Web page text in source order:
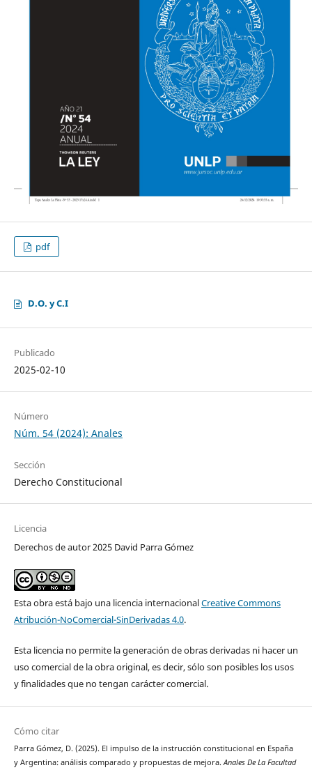
pdf
D.O. y C.I
Publicado
2025-02-10
Número
Núm. 54 (2024): Anales
Sección
Derecho Constitucional
Licencia
Derechos de autor 2025 David Parra Gómez
Esta obra está bajo una licencia internacionalCreative Commons
Atribución-NoComercial-SinDerivadas 4.0.
Esta licencia no permite la generación de obras derivadas ni hacer un
uso comercial de la obra original, es decir, sólo son posibles los usos
y finalidades que no tengan carácter comercial.
Cómo citar
Parra Gómez, D. (2025). El impulso de la instrucción constitucional en España
y Argentina: análisis comparado y propuestas de mejora.Anales De La Facultad